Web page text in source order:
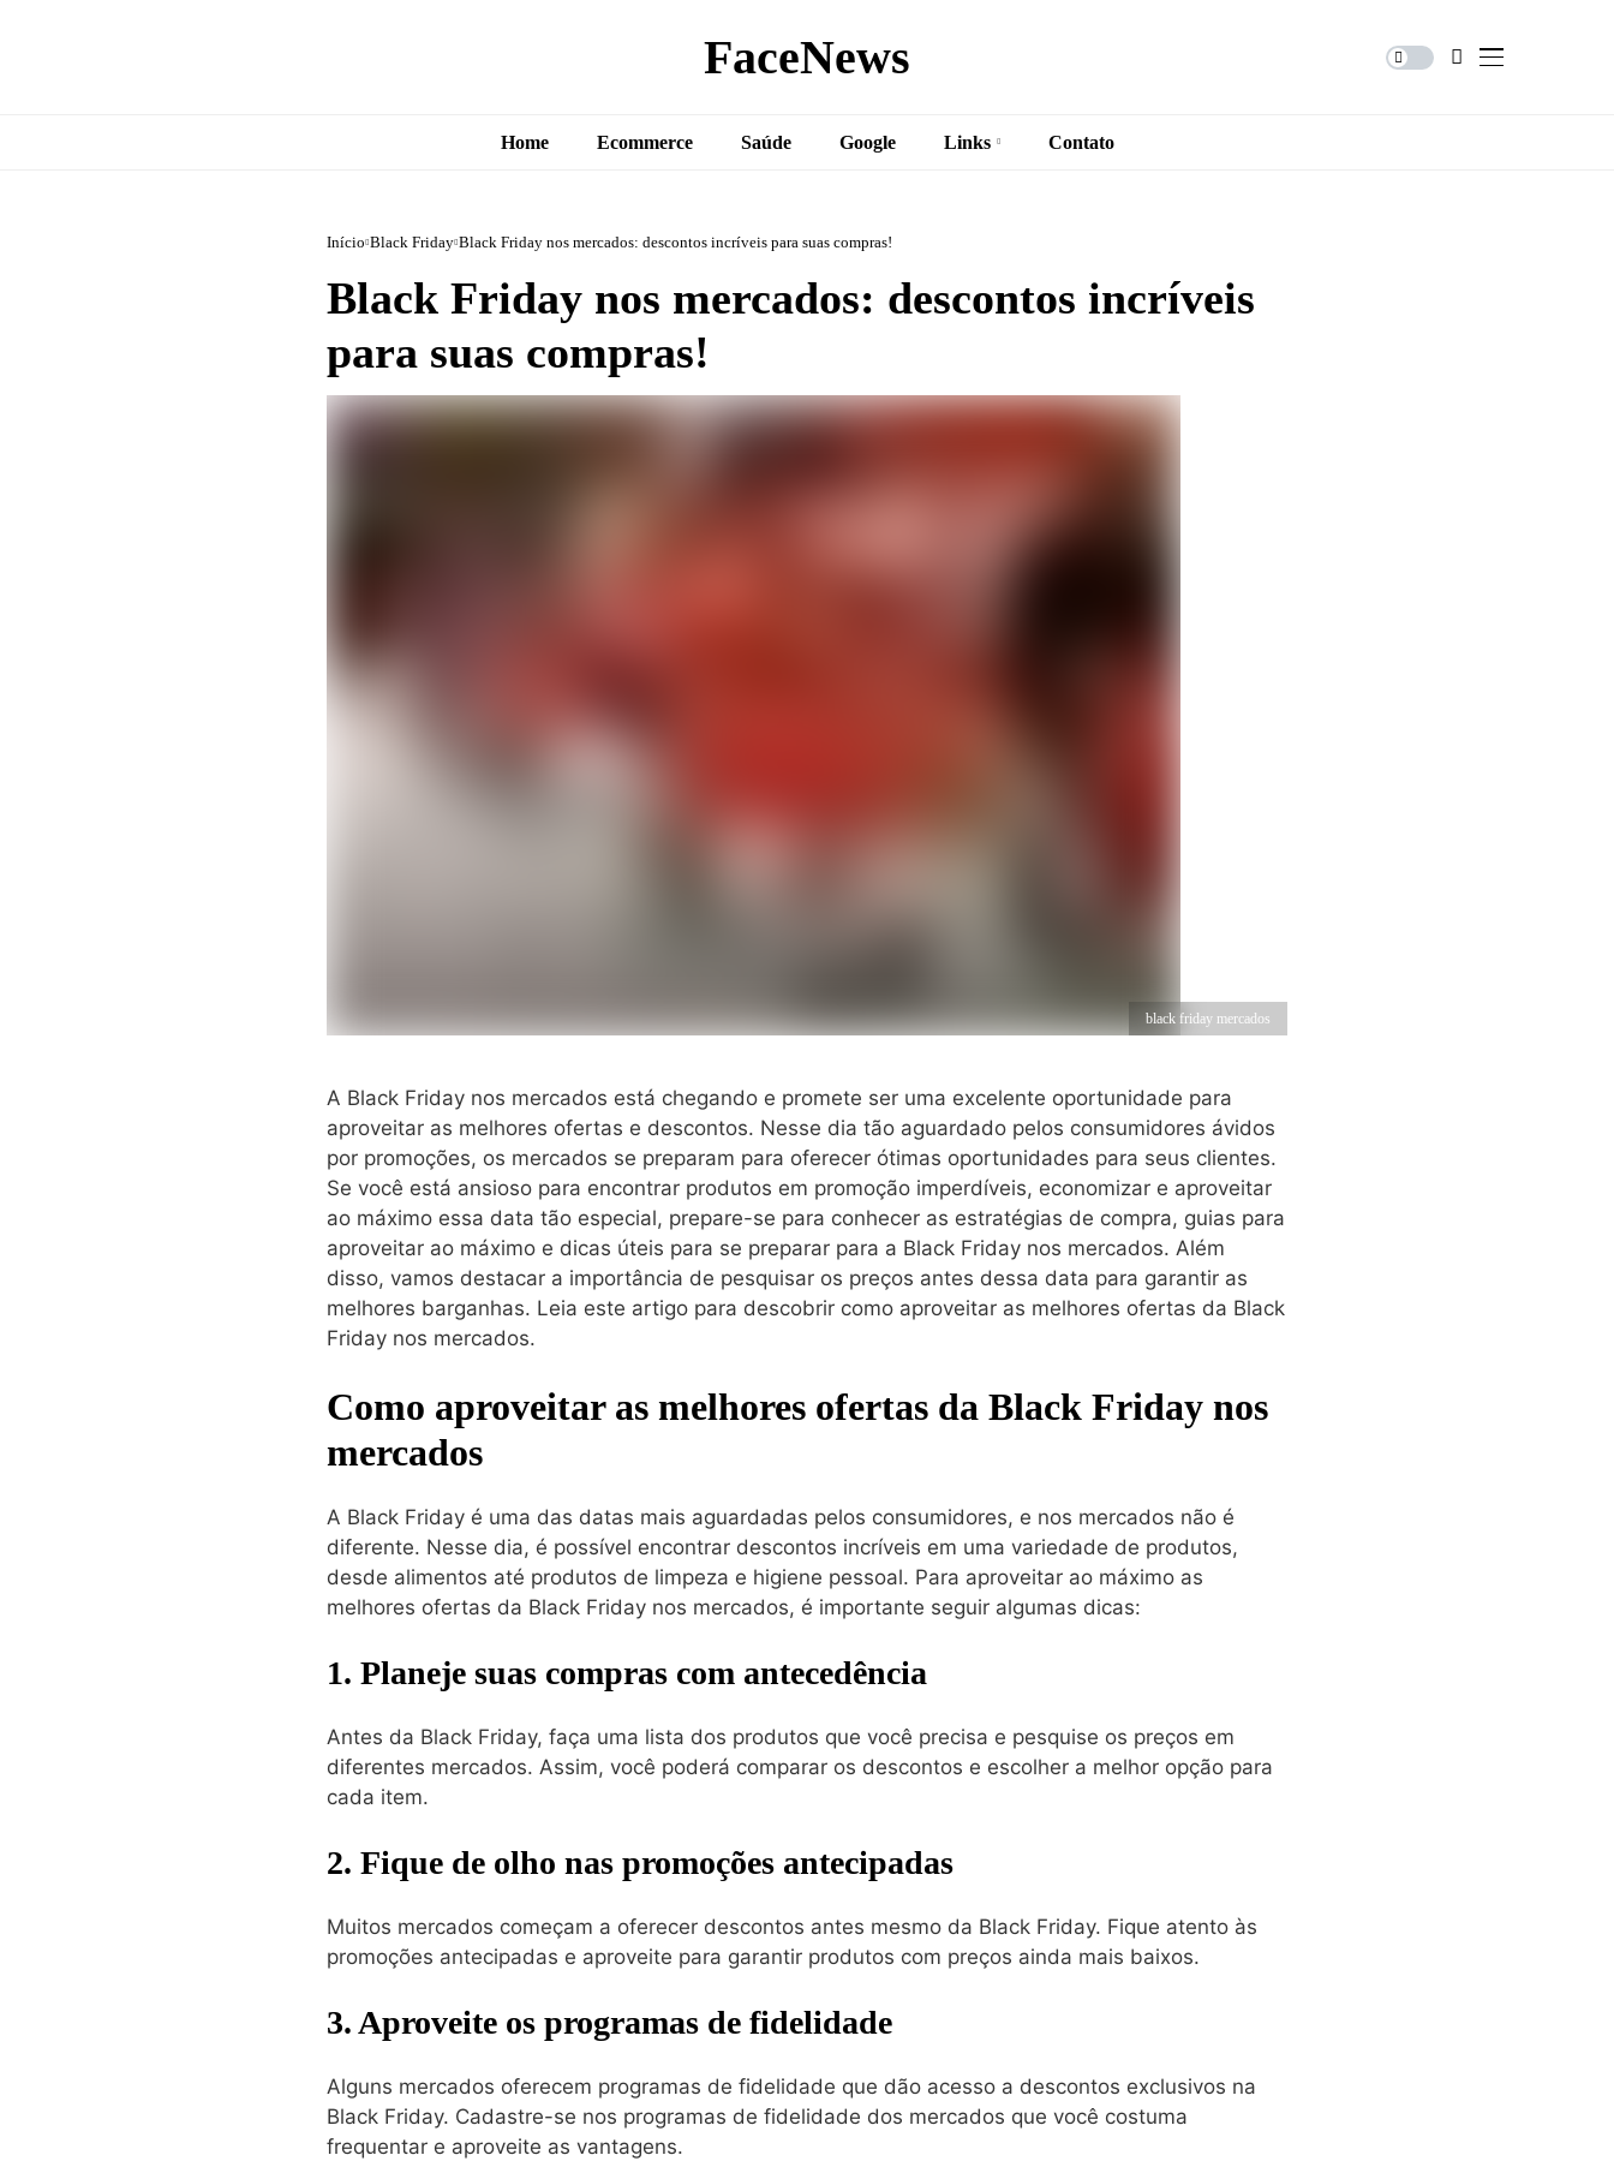
FaceNews
Home Ecommerce Saúde Google Links Contato
Início Black Friday Black Friday nos mercados: descontos incríveis para suas compras!
Black Friday nos mercados: descontos incríveis
para suas compras!
black friday mercados
A Black Friday nos mercados está chegando e promete ser uma excelente oportunidade para
aproveitar as melhores ofertas e descontos. Nesse dia tão aguardado pelos consumidores ávidos
por promoções, os mercados se preparam para oferecer ótimas oportunidades para seus clientes.
Se você está ansioso para encontrar produtos em promoção imperdíveis, economizar e aproveitar
ao máximo essa data tão especial, prepare-se para conhecer as estratégias de compra, guias para
aproveitar ao máximo e dicas úteis para se preparar para a Black Friday nos mercados. Além
disso, vamos destacar a importância de pesquisar os preços antes dessa data para garantir as
melhores barganhas. Leia este artigo para descobrir como aproveitar as melhores ofertas da Black
Friday nos mercados.
Como aproveitar as melhores ofertas da Black Friday nos
mercados
A Black Friday é uma das datas mais aguardadas pelos consumidores, e nos mercados não é
diferente. Nesse dia, é possível encontrar descontos incríveis em uma variedade de produtos,
desde alimentos até produtos de limpeza e higiene pessoal. Para aproveitar ao máximo as
melhores ofertas da Black Friday nos mercados, é importante seguir algumas dicas:
1. Planeje suas compras com antecedência
Antes da Black Friday, faça uma lista dos produtos que você precisa e pesquise os preços em
diferentes mercados. Assim, você poderá comparar os descontos e escolher a melhor opção para
cada item.
2. Fique de olho nas promoções antecipadas
Muitos mercados começam a oferecer descontos antes mesmo da Black Friday. Fique atento às
promoções antecipadas e aproveite para garantir produtos com preços ainda mais baixos.
3. Aproveite os programas de fidelidade
Alguns mercados oferecem programas de fidelidade que dão acesso a descontos exclusivos na
Black Friday. Cadastre-se nos programas de fidelidade dos mercados que você costuma
frequentar e aproveite as vantagens.